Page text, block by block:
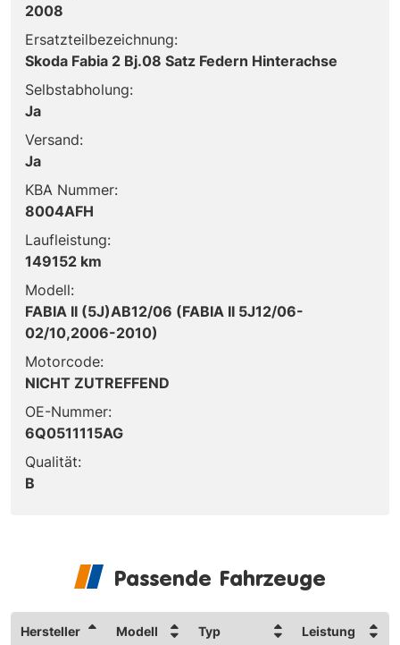
2008
Ersatzteilbezeichnung:
Skoda Fabia 2 Bj.08 Satz Federn Hinterachse
Selbstabholung:
Ja
Versand:
Ja
KBA Nummer:
8004AFH
Laufleistung:
149152 km
Modell:
FABIA II (5J)AB12/06 (FABIA II 5J12/06-
02/10,2006-2010)
Motorcode:
NICHT ZUTREFFEND
OE-Nummer:
6Q0511115AG
Qualität:
B
Passende Fahrzeuge
Hersteller Modell Typ Leistung